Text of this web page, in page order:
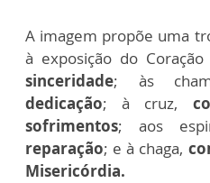
A imagem propõe uma
à exposição do
sinceridade; às
dedicação; à cruz,
sofrimentos; aos
reparação; e à chaga,
Misericórdia.